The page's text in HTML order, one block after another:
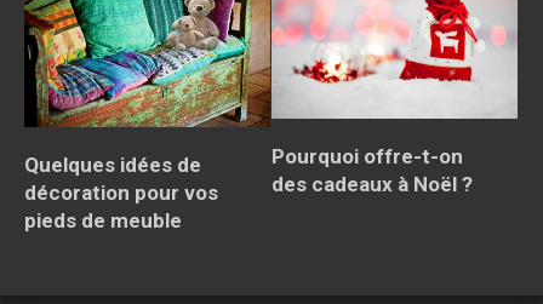
Quelques idées de
décoration pour vos
pieds de meuble
Pourquoi offre-t-on
des cadeaux à Noël ?